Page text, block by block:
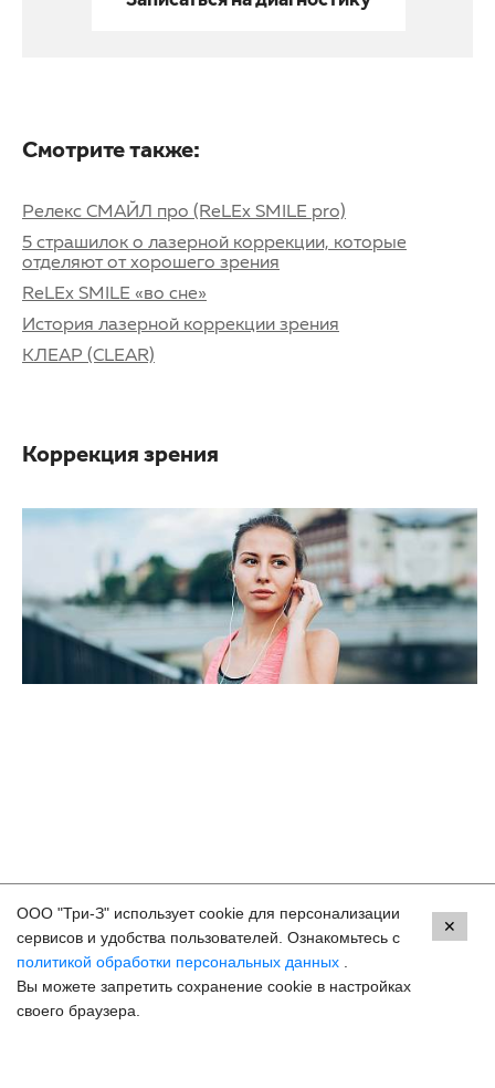
Задать вопрос
Смотрите также:
Релекс СМАЙЛ про (ReLEx SMILE pro)
5 страшилок о лазерной коррекции, которые
отделяют от хорошего зрения
ReLEx SMILE «во сне»
История лазерной коррекции зрения
КЛЕАР (CLEAR)
Коррекция зрения
Контакты
Москва, м. ВДНХ, ул. Бориса Галушкина, 3
8 (800) 250-33-30
ООО "Три-З" использует cookie для персонализации
сервисов и удобства пользователей. Ознакомьтесь с
политикой обработки персональных данных
Вы можете запретить сохранение cookie в настройках
своего браузера.
✕